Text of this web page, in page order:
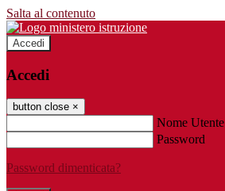
Salta al contenuto
Accedi
Accedi
button close ×
Nome Utente
Password
Password dimenticata?